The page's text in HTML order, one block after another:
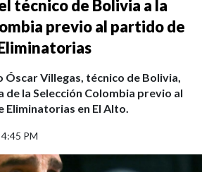
técnico de Bolivia a la
previo al partido de
Óscar Villegas, técnico de Bolivia,
la Selección Colombia previo al
Eliminatorias en El Alto.
PM